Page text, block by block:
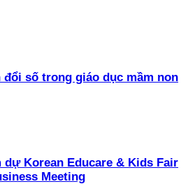
đổi số trong giáo dục mầm non
dự Korean Educare & Kids Fair
Meeting